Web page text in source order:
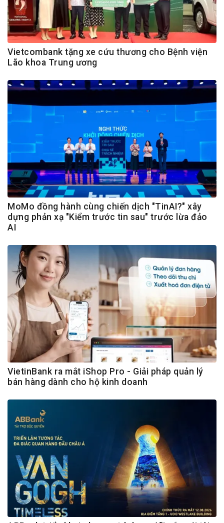
Vietcombank tặng xe cứu thương cho Bệnh viện
Lão khoa Trung ương
MoMo đồng hành cùng chiến dịch "TinAI?" xây
dựng phản xạ "Kiểm trước tin sau" trước lừa đảo
AI
VietinBank ra mắt iShop Pro - Giải pháp quản lý
bán hàng dành cho hộ kinh doanh